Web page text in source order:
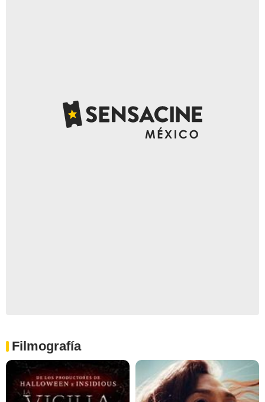
Filmografía